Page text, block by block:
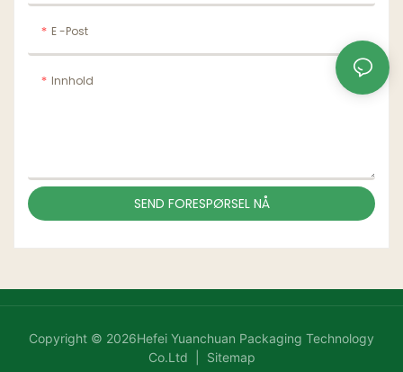
E -post
Innhold
SEND FORESPØRSEL NÅ
Copyright © 2026Hefei Yuanchuan Packaging Technology
Co.Ltd |
Sitemap